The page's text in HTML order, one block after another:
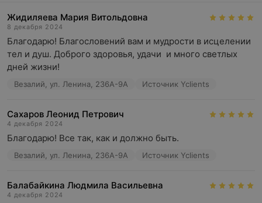
Жидиляева Мария Витольдовна
8 декабря 2024
Благодарю! Благословений вам и мудрости в исцелении
тел и душ. Доброго здоровья, удачи  и много светлых
дней жизни!
Везалий, ул. Ленина, 236А-9А Источник Yclients
Сахаров Леонид Петрович
4 декабря 2024
Благодарю! Все так, как и должно быть.
Везалий, ул. Ленина, 236А-9А Источник Yclients
Балабайкина Людмила Васильевна
4 декабря 2024